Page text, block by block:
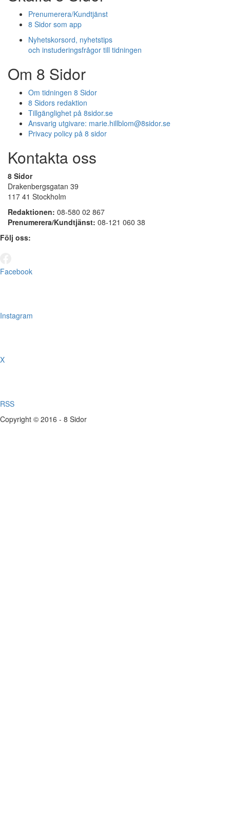
Prenumerera/Kundtjänst
8 Sidor som app
Nyhetskorsord, nyhetstips
och instuderingsfrågor till tidningen
Om 8 Sidor
Om tidningen 8 Sidor
8 Sidors redaktion
Tillgänglighet på 8sidor.se
Ansvarig utgivare: marie.hillblom@8sidor.se
Privacy policy på 8 sidor
Kontakta oss
8 Sidor
Drakenbergsgatan 39
117 41 Stockholm
Redaktionen: 08-580 02 867
Prenumerera/Kundtjänst: 08-121 060 38
Följ oss:
Facebook
Instagram
X
RSS
Copyright © 2016 - 8 Sidor